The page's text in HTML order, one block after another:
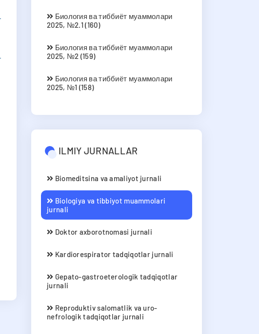
Биология ва тиббиёт муаммолари
2025, №2.1 (160)
Биология ва тиббиёт муаммолари
2025, №2 (159)
Биология ва тиббиёт муаммолари
2025, №1 (158)
ILMIY JURNALLAR
Biomeditsina va amaliyot jurnali
Biologiya va tibbiyot muammolari
jurnali
Doktor axborotnomasi jurnali
Kardiorespirator tadqiqotlar jurnali
Gepato-gastroeterologik tadqiqotlar
jurnali
Reproduktiv salomatlik va uro-
nefrologik tadqiqotlar jurnali